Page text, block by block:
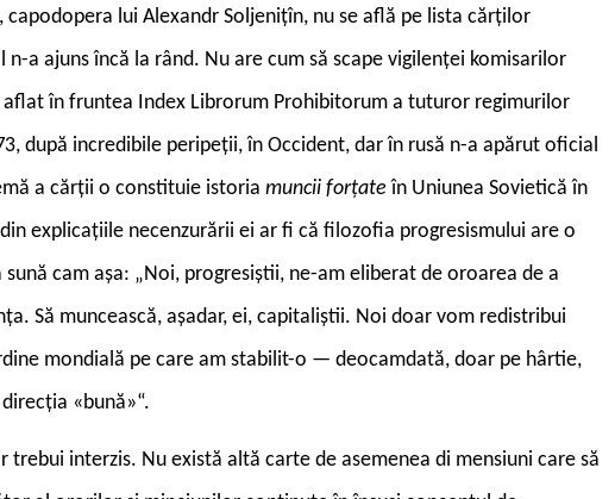
, capodopera lui Alexandr Soljenițîn, nu se află pe lista cărților
n-a ajuns încă la rând. Nu are cum să scape vigilenței komisarilor
în fruntea Index Librorum Prohibitorum a tuturor regimurilor
după incredibile peripeții, în Occident, dar în rusă n-a apărut oficial
a cărții o constituie istoria muncii forțateîn Uniunea Sovietică în
explicațiile necenzurării ei ar fi că filozofia progresismului are o
cam așa: „Noi, progresiștii, ne-am eliberat de oroarea de a
Să muncească, așadar, ei, capitaliștii. Noi doar vom redistribui
mondială pe care am stabilit-o — deocamdată, doar pe hârtie,
«bună»“.
trebui interzis. Nu există altă carte de asemenea di mensiuni care să